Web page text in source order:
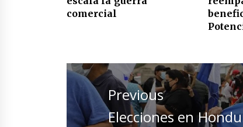
comercial
Navegación
de
entradas
Previous
Previous
Elecciones en